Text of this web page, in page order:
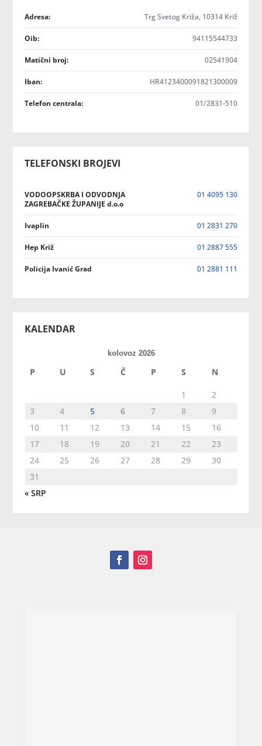
Adresa: Trg Svetog Križa, 10314 Križ
Oib: 94115544733
Matični broj: 02541904
Iban: HR4123400091821300009
Telefon centrala: 01/2831-510
TELEFONSKI BROJEVI
VODOOPSKRBA I ODVODNJA
ZAGREBAČKE ŽUPANIJE d.o.o
01 4095 130
Ivaplin 01 2831 270
Hep Križ 01 2887 555
Policija Ivanić Grad 01 2881 111
KALENDAR
kolovoz 2026
P U S Č P S N
1
2
3
4 5 6 7 8
9
10
11 12 13 14 15
16
17
18 19 20 21 22
23
24
25 26 27 28 29
30
31
« SRP